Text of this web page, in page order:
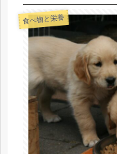
食べ物と栄養